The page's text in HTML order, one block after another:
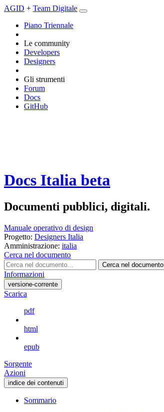
AGID + Team Digitale
Piano Triennale
Le community
Developers
Designers
Gli strumenti
Forum
Docs
GitHub
Docs Italia beta
Documenti pubblici, digitali.
Manuale operativo di design
Progetto: Designers Italia
Amministrazione: italia
Cerca nel documento
Cerca nel documento
Informazioni
versione-corrente
Scarica
pdf
html
epub
Sorgente
Azioni
indice dei contenuti
Sommario